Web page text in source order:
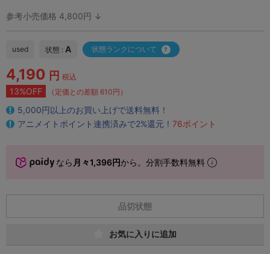
参考小売価格 4,800円 ↓
used 状態 : A 状態ランクについて
4,190 円 税込
13%OFF （定価との差額 610円）
5,000円以上のお買い上げで送料無料！
アニメイトポイント連携済みで2%還元！ 76ポイント
なら 月々1,396円から。分割手数料無料
品切状態
お気に入りに追加